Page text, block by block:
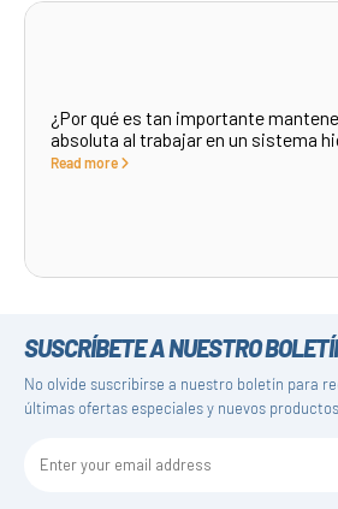
¿Por qué es tan importante
absoluta al trabajar en un sistema
Read more
SUSCRÍBETE A NUESTRO
No olvide suscribirse a nuestro boletín para
últimas ofertas especiales y nuevos